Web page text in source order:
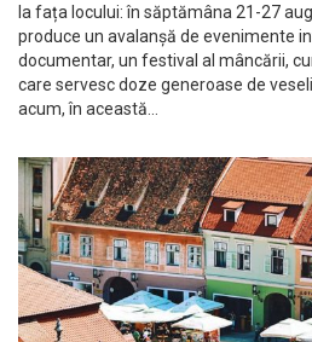
la fața locului: în săptămâna 21-27
produce un avalanșă de evenimente
documentar, un festival al mâncării,
care servesc doze generoase de
acum, în această…